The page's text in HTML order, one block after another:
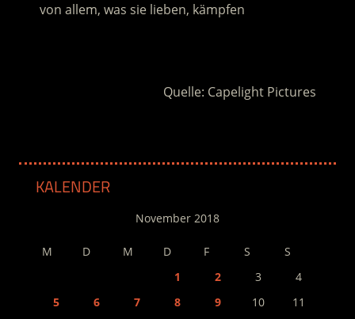
von allem, was sie lieben, kämpfen
Quelle: Capelight Pictures
KALENDER
November 2018
M D M D F S
S
1
2 3
4
5
6 7 8 9 10
11